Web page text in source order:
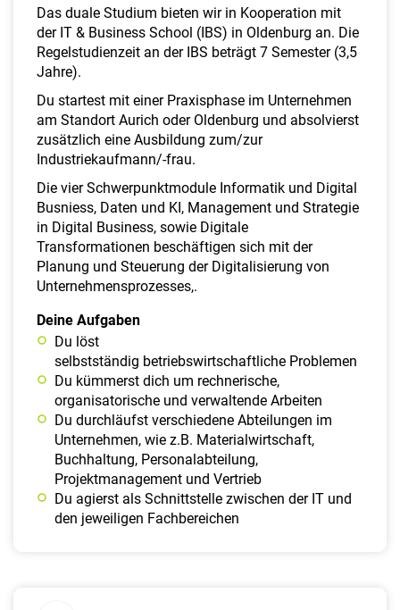
Das duale Studium bieten wir in Kooperation mit
der IT & Business School (IBS) in Oldenburg an. Die
Regelstudienzeit an der IBS beträgt 7 Semester (3,5
Jahre).
Du startest mit einer Praxisphase im Unternehmen
am Standort Aurich oder Oldenburg und absolvierst
zusätzlich eine Ausbildung zum/zur
Industriekaufmann/-frau.
Die vier Schwerpunktmodule Informatik und Digital
Busniess, Daten und KI, Management und Strategie
in Digital Business, sowie Digitale
Transformationen beschäftigen sich mit der
Planung und Steuerung der Digitalisierung von
Unternehmensprozesses,.
Deine Aufgaben
Du löst
selbstständig betriebswirtschaftliche Problemen
Du kümmerst dich um rechnerische,
organisatorische und verwaltende Arbeiten
Du durchläufst verschiedene Abteilungen im
Unternehmen, wie z.B. Materialwirtschaft,
Buchhaltung, Personalabteilung,
Projektmanagement und Vertrieb
Du agierst als Schnittstelle zwischen der IT und
den jeweiligen Fachbereichen